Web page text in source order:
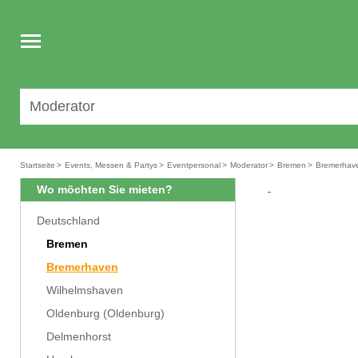
Toggle
navigation
Startseite > Events, Messen & Partys> Eventpersonal> Moderator> Bremen >
Wo möchten Sie mieten?
Deutschland
Bremen
Bremerhaven
Wilhelmshaven
Oldenburg (Oldenburg)
Delmenhorst